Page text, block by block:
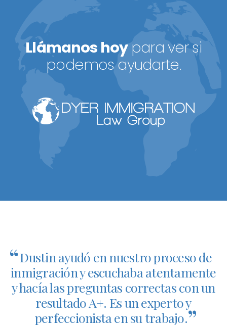
Llámanos hoypara ver si
podemos ayudarte.
“Dustin ayudó en nuestro proceso de
inmigración y escuchaba atentamente
y hacía las preguntas correctas con un
resultado A+. Es un experto y
perfeccionista en su trabajo.”